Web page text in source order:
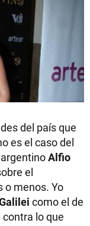
del país que
es el caso del
Alfio
el
o menos. Yo
como el de
lo que